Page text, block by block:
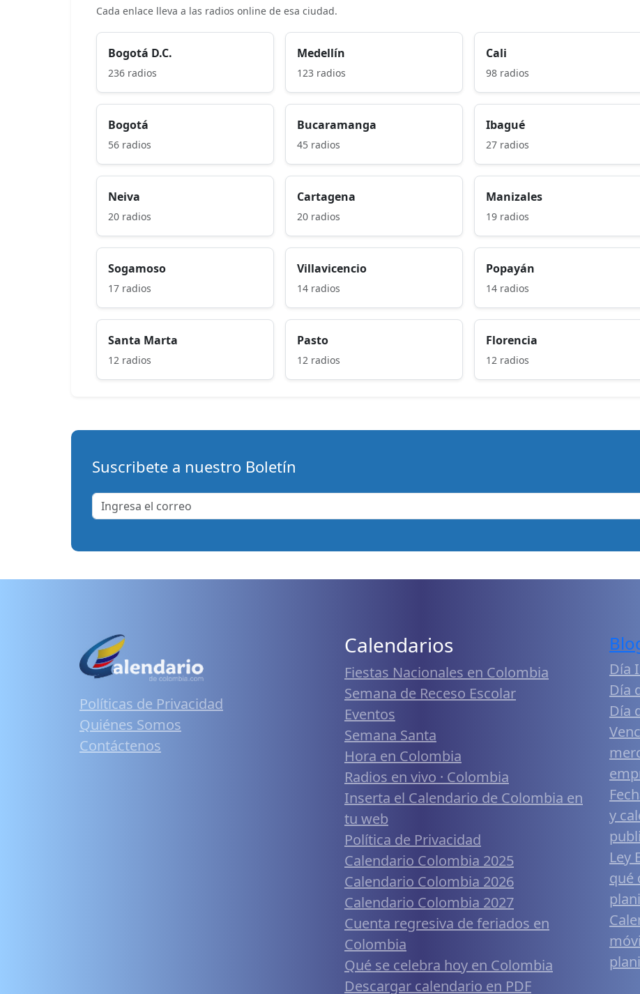
Cada enlace lleva a las radios online de esa ciudad.
Bogotá D.C.
236 radios
Medellín
123 radios
Cali
98 radios
Bogotá
56 radios
Bucaramanga
45 radios
Ibagué
27 radios
Neiva
20 radios
Cartagena
20 radios
Manizales
19 radios
Sogamoso
17 radios
Villavicencio
14 radios
Popayán
14 radios
Santa Marta
12 radios
Pasto
12 radios
Florencia
12 radios
Suscribete a nuestro Boletín
Políticas de Privacidad
Quiénes Somos
Contáctenos
Calendarios
Fiestas Nacionales en Colombia
Semana de Receso Escolar
Eventos
Semana Santa
Hora en Colombia
Radios en vivo · Colombia
Inserta el Calendario de Colombia en
tu web
Política de Privacidad
Calendario Colombia 2025
Calendario Colombia 2026
Calendario Colombia 2027
Cuenta regresiva de feriados en
Colombia
Qué se celebra hoy en Colombia
Descargar calendario en PDF
Día
Día
Día
y
Ley
qué